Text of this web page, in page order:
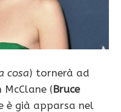
cosa) tornerà ad
(Bruce
è già apparsa nel